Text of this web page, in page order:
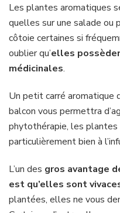
Les plantes aromatiques
quelles sur une salade ou
côtoie certaines si
oublier qu’elles
médicinales.
Un petit carré aromatique
balcon vous permettra
phytothérapie, les
particulièrement bien à
L’un des gros avantage
est qu’elles sont
plantées, elles ne vous